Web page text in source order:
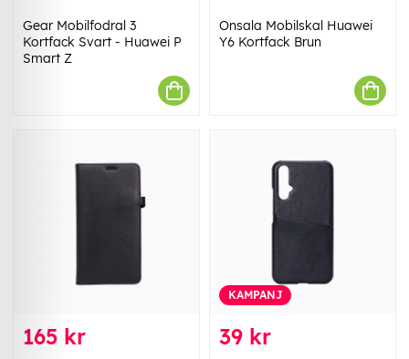
Gear Mobilfodral 3
Kortfack Svart - Huawei P
Smart Z
Onsala Mobilskal Huawei
Y6 Kortfack Brun
165 kr
KAMPANJ
39 kr